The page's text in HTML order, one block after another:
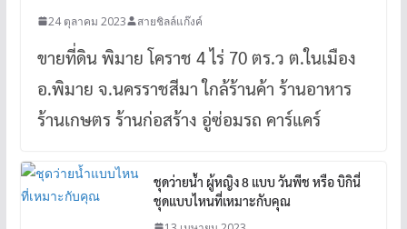
24 ตุลาคม 2023 สายชิลล์แก๊งค์
ขายที่ดิน พิมาย โคราช 4 ไร่ 70 ตร.ว ต.ในเมือง
อ.พิมาย จ.นครราชสีมา ใกล้ร้านค้า ร้านอาหาร
ร้านเกษตร ร้านก่อสร้าง อู่ซ่อมรถ คาร์แคร์
ชุดว่ายน้ำ ผู้หญิง 8 แบบ วันพีช หรือ บิกินี่
ชุดแบบไหนที่เหมาะกับคุณ